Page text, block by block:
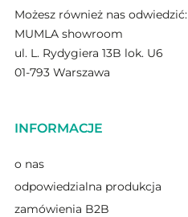
Możesz również nas odwiedzić:
MUMLA showroom
ul. L. Rydygiera 13B lok. U6
01-793 Warszawa
INFORMACJE
o nas
odpowiedzialna produkcja
zamówienia B2B